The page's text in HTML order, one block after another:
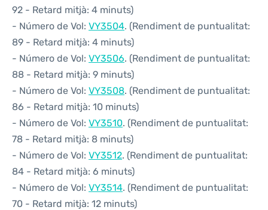
92 - Retard mitjà: 4 minuts)
- Número de Vol: VY3504. (Rendiment de puntualitat:
89 - Retard mitjà: 4 minuts)
- Número de Vol: VY3506. (Rendiment de puntualitat:
88 - Retard mitjà: 9 minuts)
- Número de Vol: VY3508. (Rendiment de puntualitat:
86 - Retard mitjà: 10 minuts)
- Número de Vol: VY3510. (Rendiment de puntualitat:
78 - Retard mitjà: 8 minuts)
- Número de Vol: VY3512. (Rendiment de puntualitat:
84 - Retard mitjà: 6 minuts)
- Número de Vol: VY3514. (Rendiment de puntualitat:
70 - Retard mitjà: 12 minuts)